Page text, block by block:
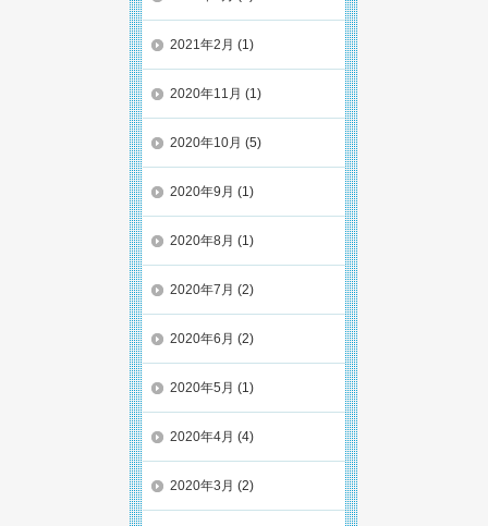
2021年2月 (1)
2020年11月 (1)
2020年10月 (5)
2020年9月 (1)
2020年8月 (1)
2020年7月 (2)
2020年6月 (2)
2020年5月 (1)
2020年4月 (4)
2020年3月 (2)